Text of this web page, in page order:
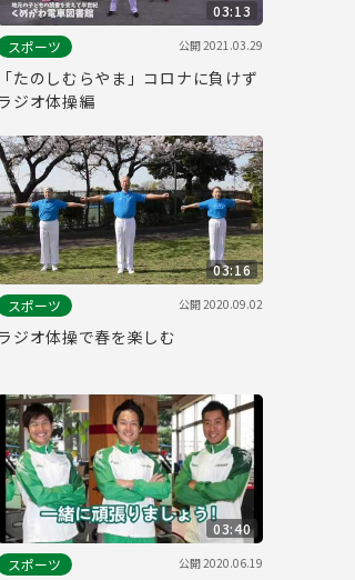
03:13
スポーツ
公開2021.03.29
「たのしむらやま」コロナに負けず
ジオ体操編
03:16
スポーツ
公開2020.09.02
ジオ体操で春を楽しむ
03:40
スポーツ
公開2020.06.19